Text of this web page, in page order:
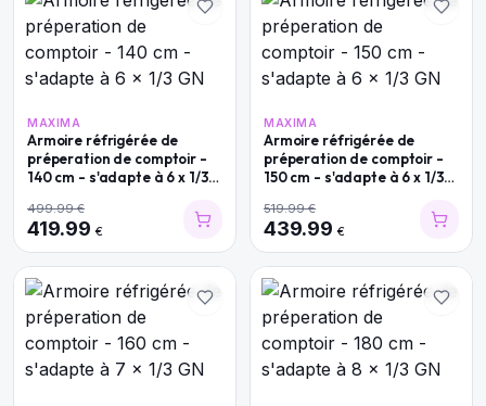
MAXIMA
Armoire réfrigérée de
préperation de comptoir -
140 cm - s'adapte à 6 x 1/3
499.99€
419.99 €
MAXIMA
Armoire réfrigérée de
préperation de comptoir -
150 cm - s'adapte à 6 x 1/3
519.99€
439.99 €